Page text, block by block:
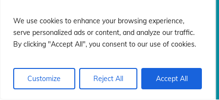
We use cookies to enhance your browsing experience,
serve personalized ads or content, and analyze our traffic.
By clicking "Accept All", you consent to our use of cookies.
Customize Reject All Accept All